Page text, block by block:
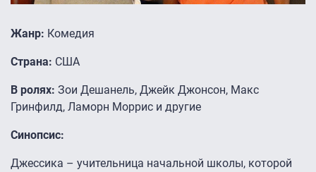
Жанр: Комедия
Страна: США
В ролях: Зои Дешанель, Джейк Джонсон, Макс
Гринфилд, Ламорн Моррис и другие
Синопсис:
Джессика – учительница начальной школы, которой